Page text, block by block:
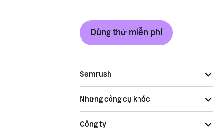
Dùng thử miễn phí
Semrush
Những công cụ khác
Công ty